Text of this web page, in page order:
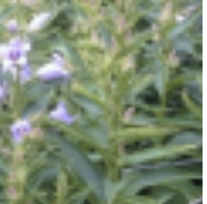
klokje
'Gloaming'